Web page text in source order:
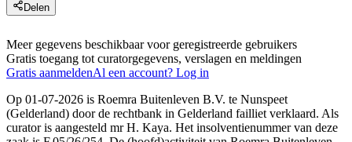
Delen
Meer gegevens beschikbaar voor geregistreerde gebruikers
Gratis toegang tot curatorgegevens, verslagen en meldingen
Gratis aanmeldenAl een account? Log in
Op 01-07-2026 is Roemra Buitenleven B.V. te Nunspeet
(Gelderland) door de rechtbank in Gelderland failliet verklaard. Als
curator is aangesteld mr H. Kaya. Het insolventienummer van deze